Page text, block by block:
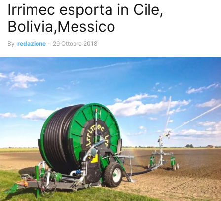
Irrimec esporta in Cile,
Bolivia,Messico
By redazione - 29 Ottobre 2018